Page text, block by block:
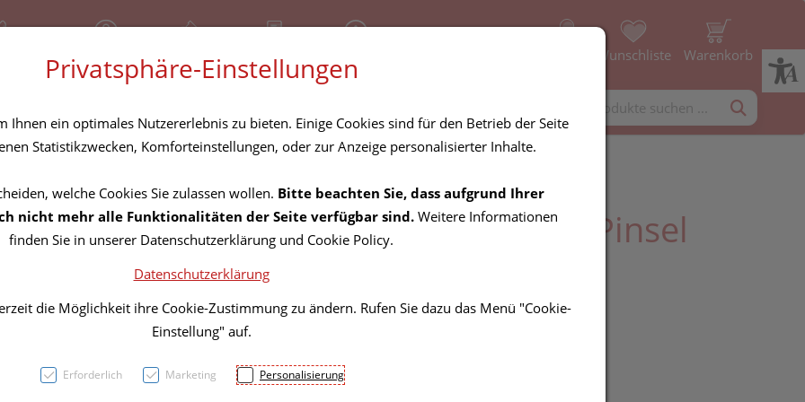
Geschlossen Über uns Rezept-Anfrage Wunschliste Warenkorb
Nagel Pilz Nailner Pinsel
32,18 EUR
Privatsphäre-Einstellungen
Ihnen ein optimales Nutzererlebnis zu bieten. Einige Cookies sind für den Betrieb der Seite
Statistikzwecken, Komforteinstellungen, oder zur Anzeige personalisierter Inhalte.
welche Cookies Sie zulassen wollen. Bitte beachten Sie, dass aufgrund Ihrer
nicht mehr alle Funktionalitäten der Seite verfügbar sind. Weitere Informationen
finden Sie in unserer Datenschutzerklärung und Cookie Policy.
Datenschutzerklärung
die Möglichkeit ihre Cookie-Zustimmung zu ändern. Rufen Sie dazu das Menü "Cookie-
Einstellung" auf.
Erforderlich Marketing Personalisierung